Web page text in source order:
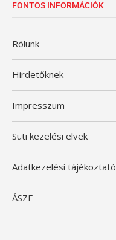
FONTOS INFORMÁCIÓK
Rólunk
Hirdetőknek
Impresszum
Süti kezelési elvek
Adatkezelési tájékoztató
ÁSZF